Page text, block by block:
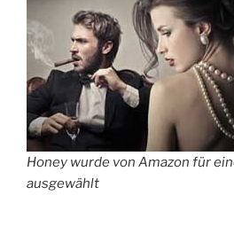
Honey wurde von Amazon für
ausgewählt